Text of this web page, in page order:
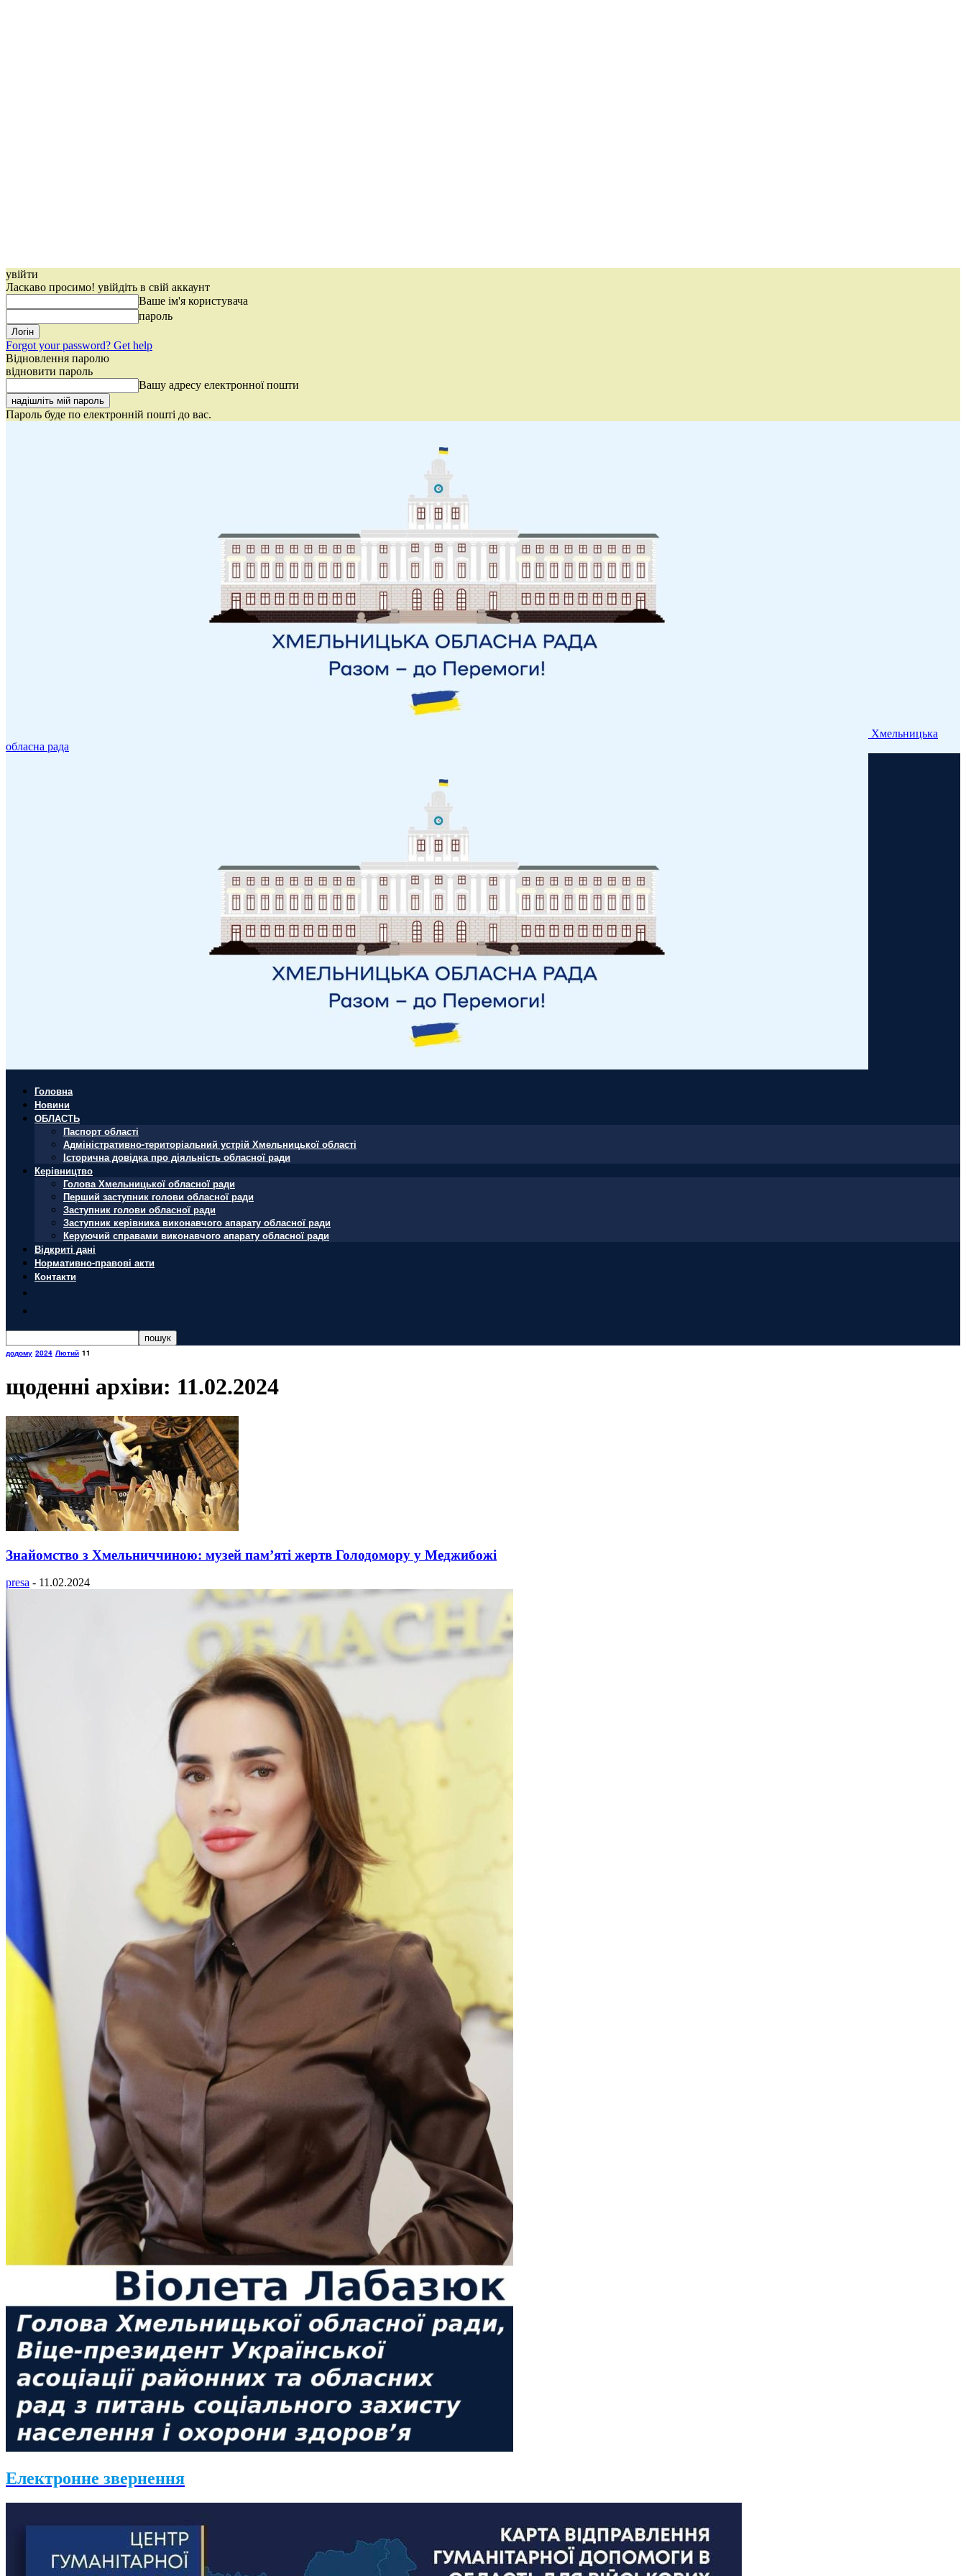
увійти
Ласкаво просимо! увійдіть в свій аккаунт
Ваше ім'я користувача
пароль
Forgot your password? Get help
Відновлення паролю
відновити пароль
Вашу адресу електронної пошти
Пароль буде по електронній пошті до вас.
Хмельницька
обласна рада
Головна
Новини
ОБЛАСТЬ
Паспорт області
Адміністративно-територіальний устрій Хмельницької області
Історична довідка про діяльність обласної ради
Керівництво
Голова Хмельницької обласної ради
Перший заступник голови обласної ради
Заступник голови обласної ради
Заступник керівника виконавчого апарату обласної ради
Керуючий справами виконавчого апарату обласної ради
Відкриті дані
Нормативно-правові акти
Контакти
додому 2024 Лютий 11
щоденні архіви: 11.02.2024
Знайомство з Хмельниччиною: музей пам’яті жертв Голодомору у Меджибожі
presa - 11.02.2024
Електронне звернення